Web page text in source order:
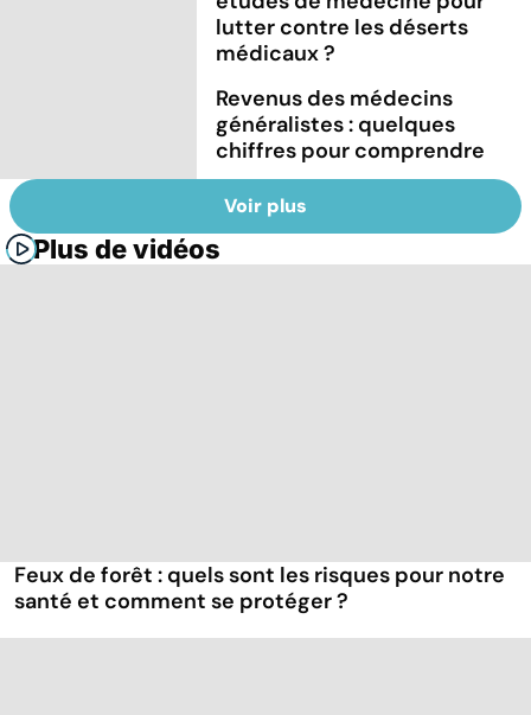
lutter contre les déserts
médicaux ?
Revenus des médecins
généralistes : quelques
chiffres pour comprendre
Voir plus
Plus de vidéos
Feux de forêt : quels sont les risques pour notre
santé et comment se protéger ?